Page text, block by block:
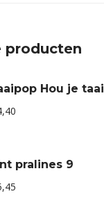
producten
Hou je taai
pralines 9